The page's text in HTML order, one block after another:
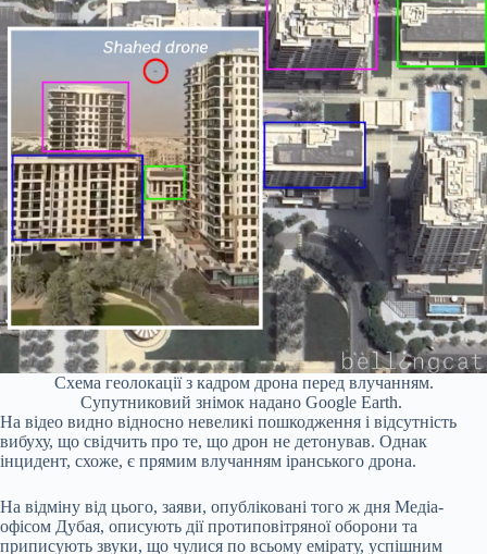
Схема геолокації з кадром дрона перед влучанням.
Супутниковий знімок надано Google Earth.
На відео видно відносно невеликі пошкодження і відсутність
вибуху, що свідчить про те, що дрон не детонував. Однак
інцидент, схоже, є прямим влучанням іранського дрона.
На відміну від цього, заяви, опубліковані того ж дня Медіа-
офісом Дубая, описують дії протиповітряної оборони та
приписують звуки, що чулися по всьому емірату, успішним